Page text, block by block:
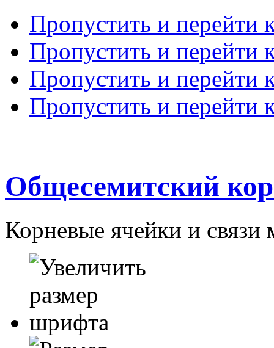
Пропустить и перейти
Пропустить и перейти
Пропустить и перейти
Пропустить и перейти
Общесемитский
Корневые ячейки и